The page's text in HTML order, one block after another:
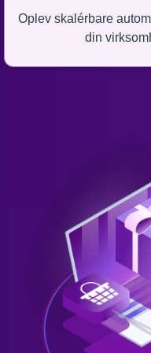
Oplev skalérbare
din